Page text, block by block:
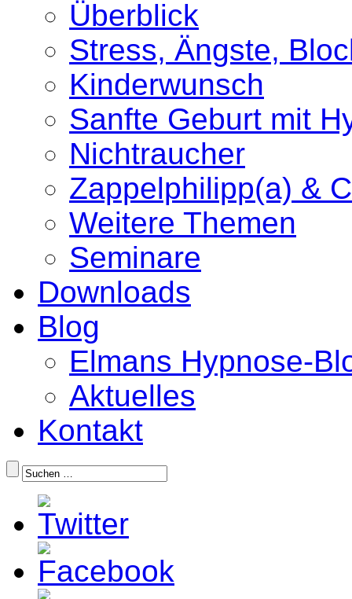
Überblick
Stress, Ängste,
Kinderwunsch
Sanfte Geburt mit
Nichtraucher
Zappelphilipp(a) &
Weitere Themen
Seminare
Downloads
Blog
Elmans Hypnose-
Aktuelles
Kontakt